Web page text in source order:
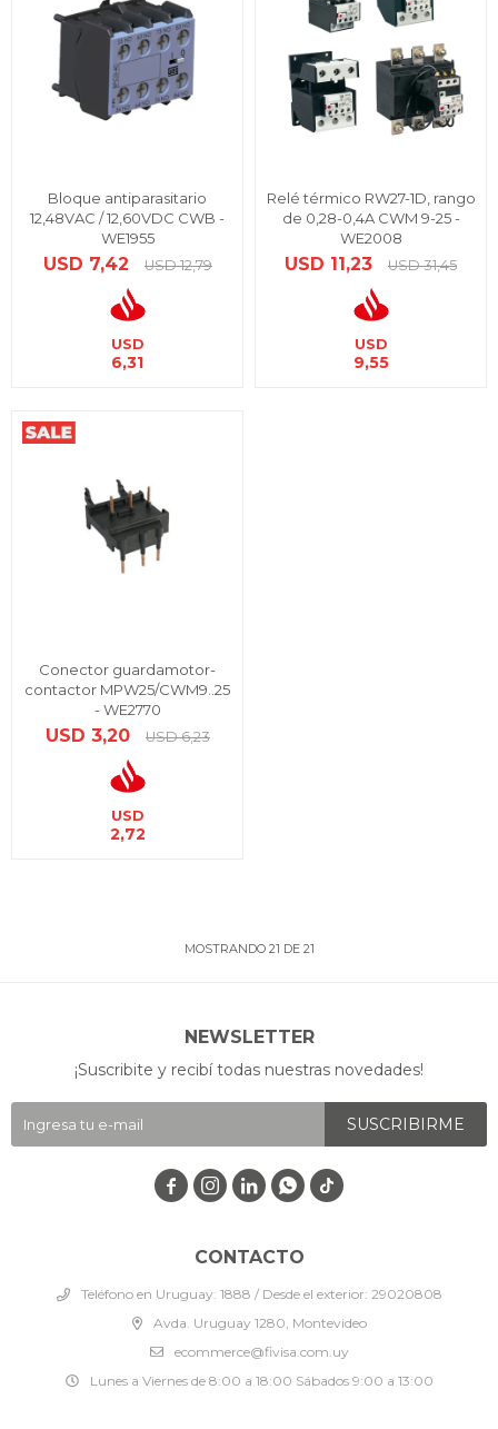
Bloque antiparasitario
12,48VAC / 12,60VDC CWB -
WE1955
USD 7,42 USD 12,79
USD
6,31
Relé térmico RW27-1D, rango
de 0,28-0,4A CWM 9-25 -
WE2008
USD 11,23 USD 31,45
USD
9,55
Conector guardamotor-
contactor MPW25/CWM9..25
- WE2770
USD 3,20 USD 6,23
USD
2,72
MOSTRANDO 21 DE 21
CONTACTO
Teléfono en Uruguay: 1888 / Desde el exterior: 29020808
Avda. Uruguay 1280, Montevideo
ecommerce@fivisa.com.uy
Lunes a Viernes de 8:00 a 18:00 Sábados 9:00 a 13:00
NEWSLETTER
¡Suscribite y recibí todas nuestras novedades!
SUSCRIBIRME
   